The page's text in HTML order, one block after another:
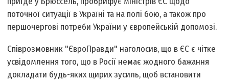
поточної ситуації в Україні та на полі бою, а також про
першочергові потреби України у європейській допомозі.
Співрозмовник "ЄвроПравди" наголосив, що в ЄС є чітке
усвідомлення того, що в Росії немає жодного бажання
докладати будь-яких щирих зусиль, щоб встановити